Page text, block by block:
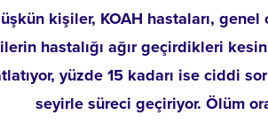
kişiler, KOAH hastaları,
hastalığı ağır geçirdikleri
yüzde 15 kadarı ise ciddi
seyirle süreci geçiriyor. Ölüm